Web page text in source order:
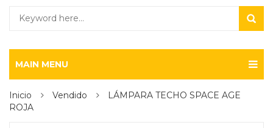
MAIN MENU
Inicio Vendido
LÁMPARA TECHO SPACE AGE
ROJA